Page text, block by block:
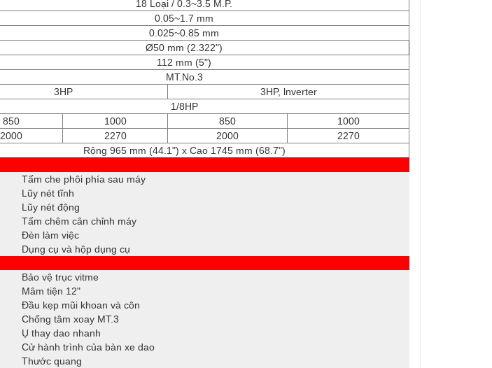
18 Loại / 0.3~3.5 M.P.
0.05~1.7 mm
0.025~0.85 mm
Ø50 mm (2.322")
112 mm (5")
MT.No.3
3HP
3HP, lnverter
1/8HP
850 1000 850
1000
2000 2270 2000
2270
Rộng 965 mm (44.1") x Cao 1745 mm (68.7")
Tấm che phôi phía sau máy
Lũy nét tĩnh
Lũy nét động
Tấm chêm cân chỉnh máy
Đèn làm việc
Dụng cụ và hộp dụng cụ
Bảo vệ trục vitme
Mâm tiện 12"
Đầu kẹp mũi khoan và côn
Chống tâm xoay MT.3
Ụ thay dao nhanh
Cử hành trình của bàn xe dao
Thước quang